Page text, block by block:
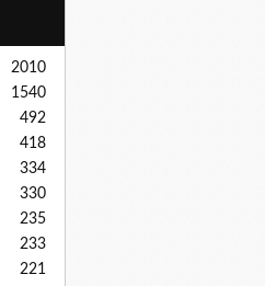
2010
1540
492
418
334
330
235
233
221